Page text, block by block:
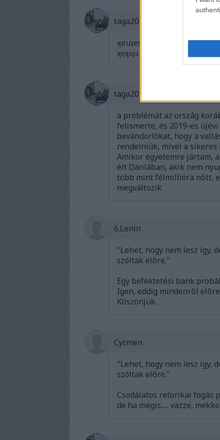
taga20☺
ʞɐuʇɐɥzᴉxɐzsǝʅ
ʞɐ̗ʞn̗ᴉⅎ ʎuɐ̗p sᴉʞ ᴉxɐs
taga20☺
a problémát az ország
felismerte, és 2019-es
bevándorlókat, hogy a
rendelniük, mivel a sikeres
Amikor egyetemre jártam,
élt Dániában, akik nem
több mint félmillióra nőtt,
megváltozik
6.Lenin
"Lehet, hogy nem lesz így,
szóltak előre."
Egy befektetési bank
Igen, eddig mindenről
Köszönjük.
Cycmen
"Lehet, hogy nem lesz így,
szóltak előre."
Csodálatos retorikai fogás
de ha mégis..... vazze,